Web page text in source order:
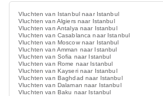
Vluchten van Istanbul naar Istanbul
Vluchten van Algiers naar Istanbul
Vluchten van Antalya naar Istanbul
Vluchten van Casablanca naar Istanbul
Vluchten van Moscow naar Istanbul
Vluchten van Amman naar Istanbul
Vluchten van Sofia naar Istanbul
Vluchten van Rome naar Istanbul
Vluchten van Kayseri naar Istanbul
Vluchten van Baghdad naar Istanbul
Vluchten van Dalaman naar Istanbul
Vluchten van Baku naar Istanbul